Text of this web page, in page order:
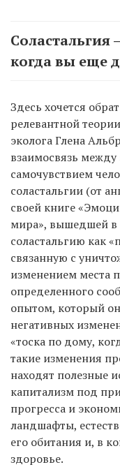
Соластальгия
когда вы еще
Здесь хочется
релевантной
эколога Глена
взаимосвязь
самочувствием
соластальгии (от
своей книге
мира», вышедшей в
соластальгию как
связанную с
изменением места
определенного
опытом, который
негативных
«тоска по дому,
такие изменения
находят полезные
капитализм под
прогресса и
ландшафты,
его обитания и, в
здоровье.